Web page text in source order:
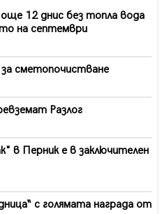
12 днис без топла вода
на септември
сметопочистване
Разлог
в Перник е в заключителен
с голямата награда от